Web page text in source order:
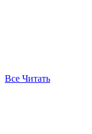
Все Читать